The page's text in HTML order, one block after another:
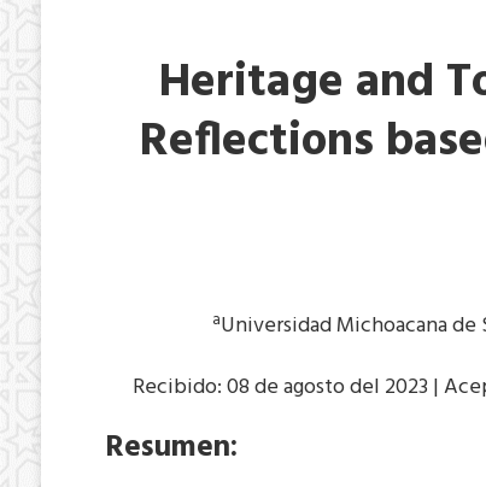
Heritage and
Reflections
aUniversidad Michoacana de
Recibido: 08 de agosto del 2023 |
Resumen: